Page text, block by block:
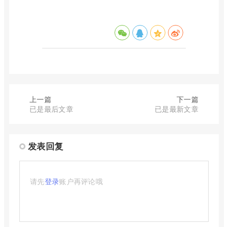
上一篇
已是最后文章
下一篇
已是最新文章
发表回复
请先登录账户再评论哦